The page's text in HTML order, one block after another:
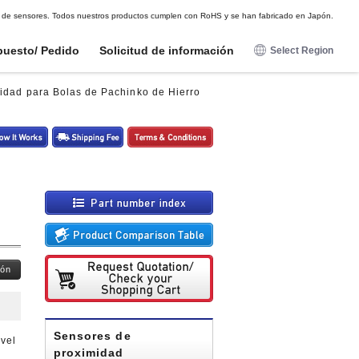
DE FR ES
sensores. Todos nuestros productos cumplen con RoHS y se han fabricado en Japón.
Pedido Solicitud de información Select Region
Sensores de proximidad
Sensor de choque
potenciómetros digitales
Pulsadores luminosos
Arnés conector
Soporte de montaje - Arnés
conector
Sensores de proximidad
Sensor de choque
potenciómetros digitales
Pulsadores luminosos
Arnés conector
Soporte de montaje - Arnés
conector
para Bolas de Pachinko de Hierro
Sensores de
proximidad